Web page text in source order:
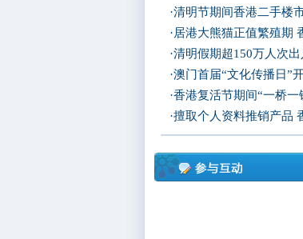
·清明节期间香港二手楼
·居港大熊猫正值繁殖期
·清明假期超150万人次
·澳门首届“文化传播日”
·香港复活节期间“一桥
·擅取个人资料推销产品